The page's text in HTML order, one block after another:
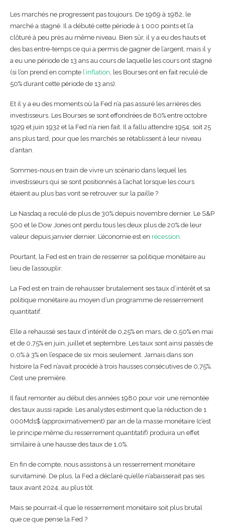
Les marchés ne progressent pas toujours. De 1969 à 1982, le
marché a stagné. Il a débuté cette période à 1 000 points et l’a
clôturé à peu près au même niveau. Bien sûr, il y a eu des hauts et
des bas entre-temps ce qui a permis de gagner de l’argent, mais il y
a eu une période de 13 ans au cours de laquelle les cours ont stagné
(si l’on prend en compte l’inflation , les Bourses ont en fait reculé de
50% durant cette période de 13 ans).
Et il y a eu des moments où la Fed n’a pas assuré les arrières des
investisseurs. Les Bourses se sont effondrées de 80% entre octobre
1929 et juin 1932 et la Fed n’a rien fait. Il a fallu attendre 1954, soit 25
ans plus tard, pour que les marchés se rétablissent à leur niveau
d’antan.
Sommes-nous en train de vivre un scénario dans lequel les
investisseurs qui se sont positionnés à l’achat lorsque les cours
étaient au plus bas vont se retrouver sur la paille ?
Le Nasdaq a reculé de plus de 30% depuis novembre dernier. Le S&P
500 et le Dow Jones ont perdu tous les deux plus de 20% de leur
valeur depuis janvier dernier. L’économie est en récession
Pourtant, la Fed est en train de resserrer sa politique monétaire au
lieu de l’assouplir.
La Fed est en train de rehausser brutalement ses taux d’intérêt et sa
politique monétaire au moyen d’un programme de resserrement
quantitatif.
Elle a rehaussé ses taux d’intérêt de 0,25% en mars, de 0,50% en mai
et de 0,75% en juin, juillet et septembre. Les taux sont ainsi passés de
0,0% à 3% en l’espace de six mois seulement. Jamais dans son
histoire la Fed n’avait procédé à trois hausses consécutives de 0,75%.
C’est une première.
Il faut remonter au début des années 1980 pour voir une remontée
des taux aussi rapide. Les analystes estiment que la réduction de 1
000Mds$ (approximativement) par an de la masse monétaire (c’est
le principe même du resserrement quantitatif) produira un effet
similaire à une hausse des taux de 1,0%.
En fin de compte, nous assistons à un resserrement monétaire
survitaminé. De plus, la Fed a déclaré qu’elle n’abaisserait pas ses
taux avant 2024, au plus tôt.
Mais se pourrait-il que le resserrement monétaire soit plus brutal
que ce que pense la Fed ?